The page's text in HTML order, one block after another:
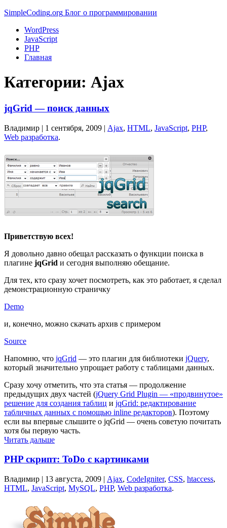
SimpleCoding.org Блог о программировании
WordPress
JavaScript
PHP
Главная
Категории: Ajax
jqGrid — поиск данных
Владимир | 1 сентября, 2009 | Ajax, HTML, JavaScript, PHP,
Web разработка.
Приветствую всех!
Я довольно давно обещал рассказать о функции поиска в
плагине jqGrid и сегодня выполняю обещание.
Для тех, кто сразу хочет посмотреть, как это работает, я сделал
демонстрационную страничку
Demo
и, конечно, можно скачать архив с примером
Source
Напомню, что jqGrid — это плагин для библиотеки jQuery,
который значительно упрощает работу с таблицами данных.
Сразу хочу отметить, что эта статья — продолжение
предыдущих двух частей (jQuery Grid Plugin — «продвинутое»
решение для создания таблиц и jqGrid: редактирование
табличных данных с помощью inline редакторов). Поэтому
если вы впервые слышите о jqGrid — очень советую почитать
хотя бы первую часть.
Читать дальше
PHP скрипт: ToDo с картинками
Владимир | 13 августа, 2009 | Ajax, CodeIgniter, CSS, htaccess,
HTML, JavaScript, MySQL, PHP, Web разработка.